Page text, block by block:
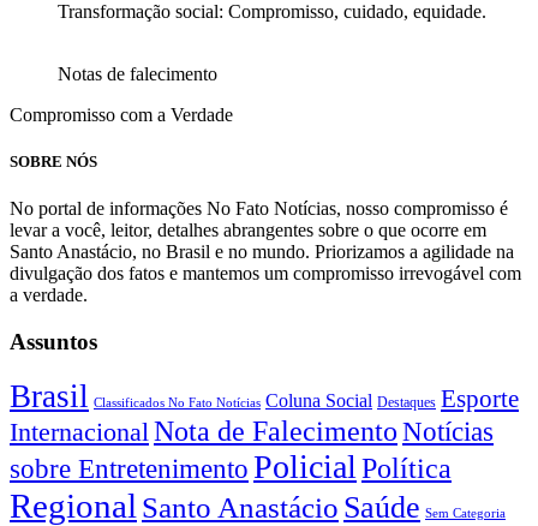
Transformação social: Compromisso, cuidado, equidade.
Notas de falecimento
Compromisso com a Verdade
SOBRE NÓS
No portal de informações No Fato Notícias, nosso compromisso é
levar a você, leitor, detalhes abrangentes sobre o que ocorre em
Santo Anastácio, no Brasil e no mundo. Priorizamos a agilidade na
divulgação dos fatos e mantemos um compromisso irrevogável com
a verdade.
Assuntos
Brasil Classificados No Fato Notícias Coluna Social Destaques Esporte
Internacional Nota de FalecimentoNotícias
sobre EntretenimentoPolicial Política
Regional Santo Anastácio Saúde Sem Categoria